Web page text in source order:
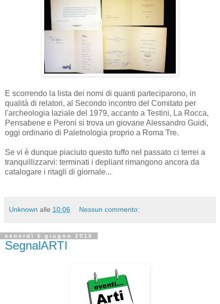
E scorrendo la lista dei nomi di quanti parteciparono, in
qualità di relatori, al Secondo incontro del Comitato per
l'archeologia laziale del 1979, accanto a Testini, La Rocca,
Pensabene e Peroni si trova un giovane Alessandro Guidi,
oggi ordinario di Paletnologia proprio a Roma Tre.
Se vi è dunque piaciuto questo tuffo nel passato ci terrei a
tranquillizzarvi: terminati i depliant rimangono ancora da
catalogare i ritagli di giornale...
Unknown alle 10:06 Nessun commento:
venerdì 5 giugno 2015
SegnalARTI